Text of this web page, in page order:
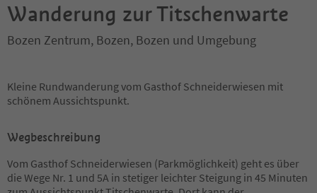
Wanderung zur Titschenwarte
Bozen Zentrum, Bozen, Bozen und Umgebung
Kleine Rundwanderung vom Gasthof Schneiderwiesen mit
schönem Aussichtspunkt.
Wegbeschreibung
Vom Gasthof Schneiderwiesen (Parkmöglichkeit) geht es über
die Wege Nr. 1 und 5A in stetiger leichter Steigung in 45 Minuten